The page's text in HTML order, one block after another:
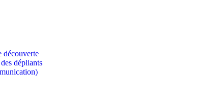
découverte
dépliants